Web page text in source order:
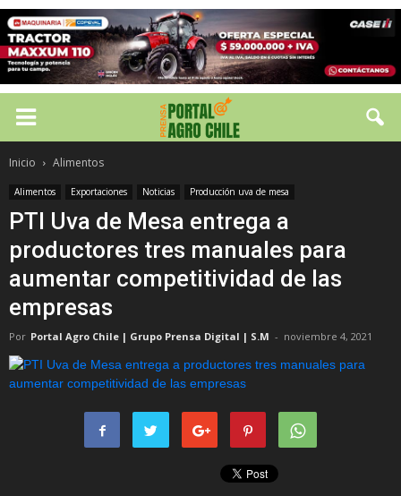
Inicio Alimentos
Alimentos Exportaciones Noticias Producción uva de mesa
PTI Uva de Mesa entrega a
productores tres manuales para
aumentar competitividad de las
empresas
Por Portal Agro Chile | Grupo Prensa Digital | S.M - noviembre 4, 2021